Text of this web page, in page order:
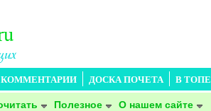
КОММЕНТАРИИ ДОСКА ПОЧЕТА В ТОПЕ
Полезное О нашем сайте